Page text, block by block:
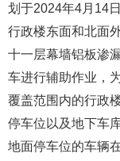
划于2024年4月14
行政楼东面和北面
十一层幕墙铝板渗
车进行辅助作业，
覆盖范围内的行政
停车位以及地下车
地面停车位的车辆